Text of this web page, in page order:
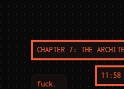
. . . . . . . . . . . . . . . . . . . . . . . . . . . . . . . . . . . . . . . . . . . . . . . . . . . . . . . . . . . . . . . . . . . . . . . . . . . . . . . . . . . . . . . . . . . . . . . . . . . . . . . . . . . . . . . . . . . . . . . . . . . . . . . . . . . . . . . . . . . . . . . . . . . . . . . . . . . . . . . . . . . . . . . . . . . . . . . . . . . . . . . . . . . . . . . . . . . . . . . . . . . . . . . . . . . . . . . . . . . . . . . . . . . . . . . . . . . . . . . . . . . . . . . . . . . . . . . . . . . . . . . . . . . . . . . . . . . . . . . . . . . . . . . . . . . . . . . . . . . . . . . . . . . . . . . . . . . . . . . . . . . . . . . . . . . . . . . . . . . . . . . . . . . . . . . . . . . . . . . . . . . . . . . . . . . . . . . . . . . . . . . . . . . . . . . . . . . . . . . . . . . . . . . . . . . . . . . . . . . . . . . . . . . . . . . . . . . . . . . . . . . . . . . . . . . . . . . . . . . . . . . . . . . . . . . . . . . . . . . . . . . . . . . . . . . . . . . . . . . . . . . . . . . . . . . . . . . . . . . . . . . . . . . . . . . . . . . . . . . . . . . . . . . . . . . . . . . . . . . . . . . . . . . . . . . . . . . . . . . . . . . . . . . . . . . . . . . . . . . . . . . . . . . . . . . . . . . . . . . . . . . . . . . . . . . . . . . . . . . . . . . . . . . . . . . . . . . . . . . . . . . . . . . . . . . . . . . . . . . . . . . . . . . . . . . . . . . . . . . . . . . . . . . . . . . . . . . . . . . . . . . . . . . . . . . . . . . . . . . . . . . . . . . . . . . . . . . . . . . . . . . . . . . . . . . . . . . . . . . . . . . . . . . . . . . . . . . . . . . . . . . . . . . . . . . . . . . . . . . . . . . . . . . . . . . . . . . . . . . . . . . . . . . . . . . . . . . . . . . . . . . . . . . . . . . . . . . . . . . . . . . . . . . . . . . . . . . . . . . . . . . . . . . . . . . . . . . . . . . . . . . . . . . . . . . . . . . . . . . . . . . . . . . . . . . . . . . . . . . . . . . . . . . . . . . . . . . . . . . . . . . . . . . . . . . . . . . . . . . . . . . . . . . . . . . . . . . . . . . . . . . . . . . . . . . . . . . . . . . . . . . . . . . . . . . . . . . . . . . . . . . . . . . . . . . . . . . . . . . . . . . . . . . . . . . . . . . . . . . . . . . . . . . . . . . . . . . . . . . . . . . . . . . . . . . . . . . . . . . . . . . . . . . . . . . . . . . . . . . . . . . . . . . . . . . . . . . . . . . . . . . . . . . . . . . . . . . . . . . . . . . . . . . . . . . . . . . . . . . . . . . . . . . . . . . . . . . . . . . . . . . . . . . . . . . . . . . . . . . . . . . . . . . . . . . . . . . . . . . . . . . . . . . . . . . . . . . . . . . . . . . . . . . . . . . . . . . . . . . . . . . . . . . . . . . . . . . . . . . . . . . . . . . . . . . . . . . . . . . . . . . . . . . . . . . . . . . . . . . . . . . . . . . . . . . . . . . . . . . . . . . . . . . . . . . . . . . . . . . . . . . . . . . . . . . . . . . . . . . . . . . . . . . . . . . . . . . . . . . . . . . . . . . . . . . . . . . . . . . . . . . . . . . . . . . . . . . . . . . . . . . . . . . . . . . . . . . . . . . . . . . . . . . . . . . . . . . . . . . . . . . . . . . . . . . . . . . . . . . . . . . . . . . . . . . . . . . . . . . . . . . .
CHAPTER 7: THE
11:58
fuck.